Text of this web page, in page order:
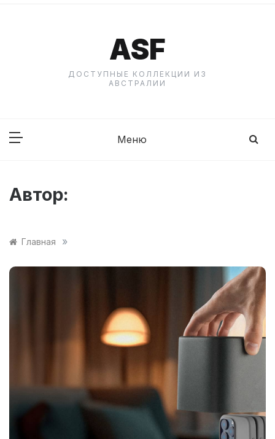
ASF
ДОСТУПНЫЕ КОЛЛЕКЦИИ ИЗ
АВСТРАЛИИ
Меню
Автор:
Главная »